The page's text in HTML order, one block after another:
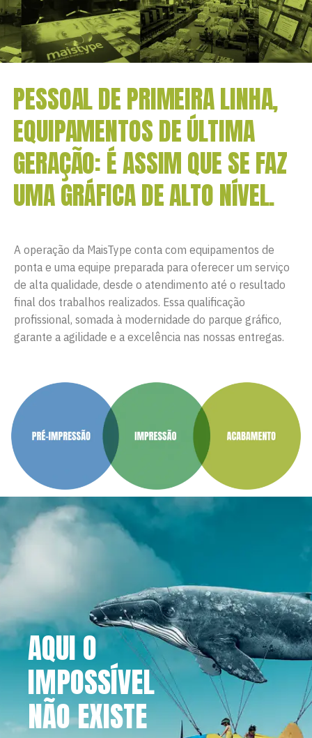
PESSOAL DE PRIMEIRA LINHA,
EQUIPAMENTOS DE ÚLTIMA
GERAÇÃO: É ASSIM QUE SE FAZ
UMA GRÁFICA DE ALTO NÍVEL.
A operação da MaisType conta com equipamentos de
ponta e uma equipe preparada para oferecer um serviço
de alta qualidade, desde o atendimento até o resultado
final dos trabalhos realizados. Essa qualificação
profissional, somada à modernidade do parque gráfico,
garante a agilidade e a excelência nas nossas entregas.
AQUI O
IMPOSSÍVEL
NÃO EXISTE